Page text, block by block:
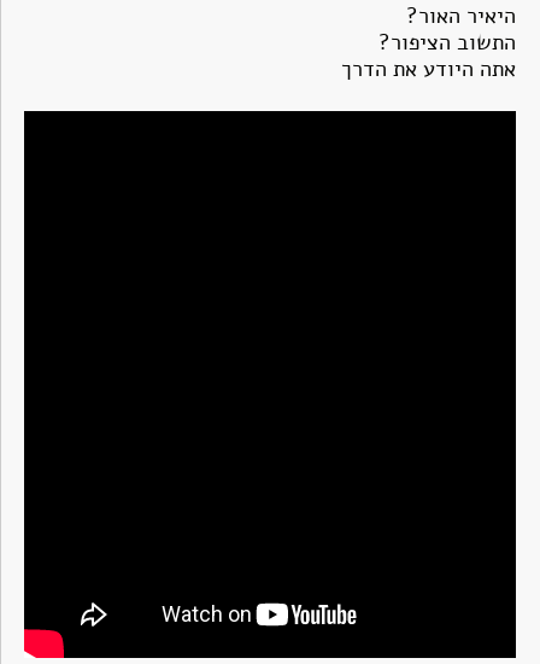
היאיר האור?
התשוב הציפור?
אתה היודע את הדרך